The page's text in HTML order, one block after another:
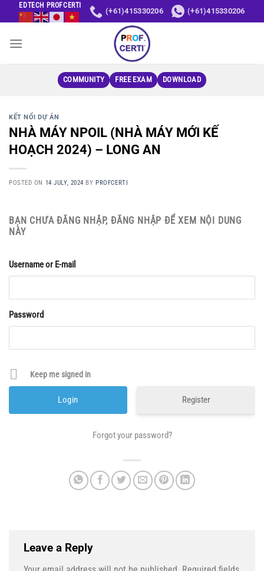
to
EDTECH PROFCERTI
(+61)415330206 (+61)415330206
COMMUNITY FREE EXAM DOWNLOAD
KẾT NỐI DỰ ÁN
NHÀ MÁY NPOIL (NHÀ MÁY MỚI KẾ
HOẠCH 2024) – LONG AN
POSTED ON 14 JULY, 2024 BYPROFCERTI
BẠN CHƯA ĐĂNG NHẬP, ĐĂNG NHẬP ĐỂ XEM NỘI DUNG
NÀY
Username or E-mail
Password
Keep me signed in
Register
Forgot your password?
Leave a Reply